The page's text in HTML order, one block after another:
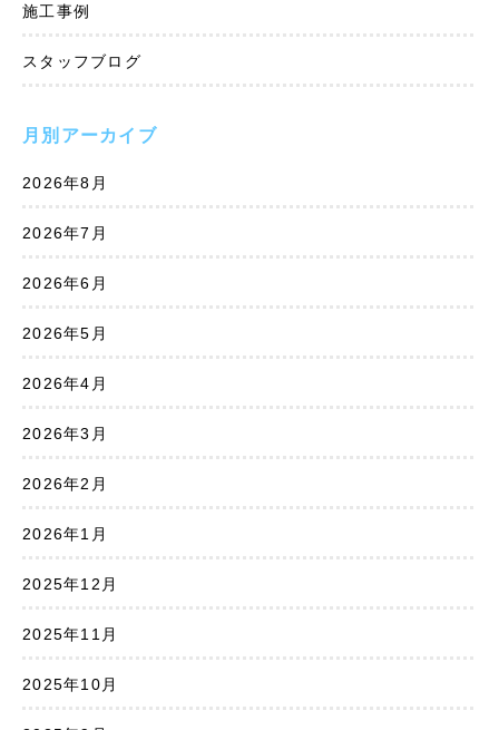
施工事例
スタッフブログ
月別アーカイブ
2026年8月
2026年7月
2026年6月
2026年5月
2026年4月
2026年3月
2026年2月
2026年1月
2025年12月
2025年11月
2025年10月